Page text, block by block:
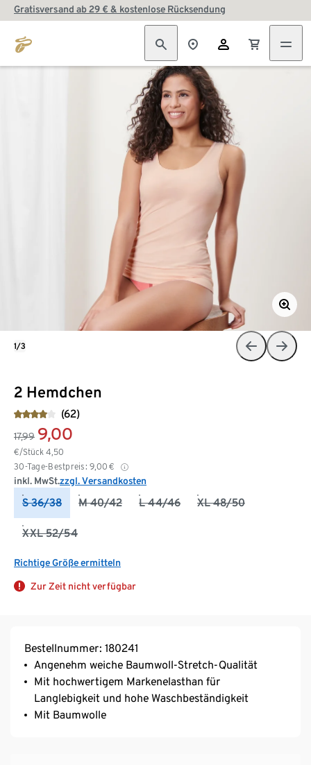
Gratisversand ab 29 € & kostenlose Rücksendung
2 Hemdchen
(62)
17,99 9,00
€/Stück 4,50
30-Tage-Bestpreis: 9,00 €
inkl. MwSt.zzgl. Versandkosten
S 36/38 M 40/42 L 44/46 XL 48/50
XXL 52/54
Richtige Größe ermitteln
Zur Zeit nicht verfügbar
1/3
Bestellnummer: 180241
Angenehm weiche Baumwoll-Stretch-Qualität
Mit hochwertigem Markenelasthan für
Langlebigkeit und hohe Waschbeständigkeit
Mit Baumwolle